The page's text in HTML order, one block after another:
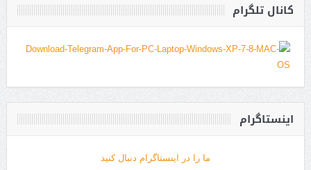
کانال تلگرام
اینستاگرام
ما را در اینستاگرام دنبال کنید